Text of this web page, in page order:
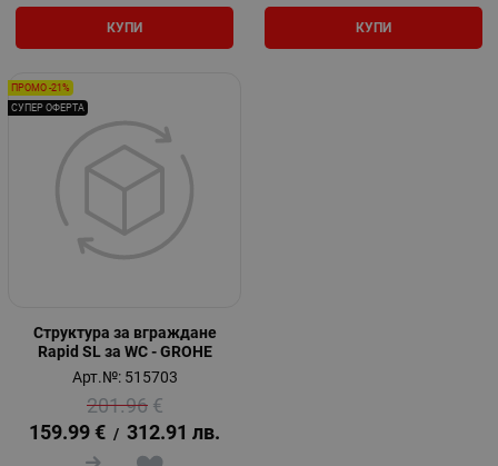
КУПИ КУПИ
Структура за вграждане
Rapid SL за WC - GROHE
Арт.№: 515703
201.96 €
159.99 € / 312.91 лв.
ПРОМО -21%
СУПЕР ОФЕРТА